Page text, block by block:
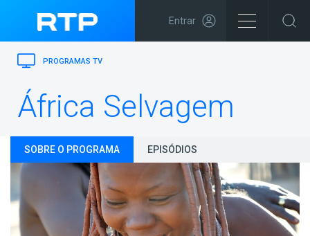
Entrar
PROGRAMAS TV
África Selvagem
SOBRE O PROGRAMA EPISÓDIOS